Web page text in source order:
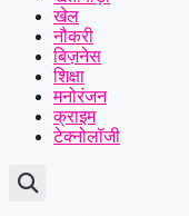
खेल
नौकरी
बिज़नेस
शिक्षा
मनोरंजन
क्राइम
टेक्नोलॉजी